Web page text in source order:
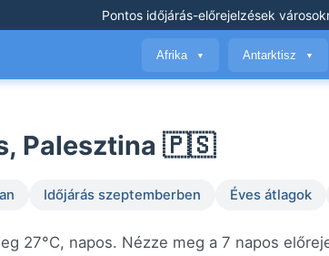
Pontos időjárás-előrejelzések
Afrika ▼ Antarktisz ▼
Palesztina 🇵🇸
Időjárás szeptemberben Éves átlagok
27°C, napos. Nézze meg a 7 napos